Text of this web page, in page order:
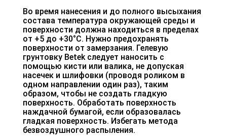
Во время нанесения и до полного высыхания
состава температура окружающей среды и
поверхности должна находиться в пределах
от +5 до +30°С. Нужно предохранять
поверхности от замерзания. Гелевую
грунтовку Betek следует наносить с
помощью кисти или валика, не допуская
насечек и шлифовки (проводя роликом в
одном направлении один раз), таким
образом, чтобы не создать гладкую
поверхность. Обработать поверхность
наждачной бумагой, если образовалась
гладкая поверхность. Избегать метода
безвоздушного распыления.